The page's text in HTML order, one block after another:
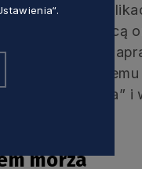
zostanie
a usługodawcą
usług
Dzięki
życia” i
morza